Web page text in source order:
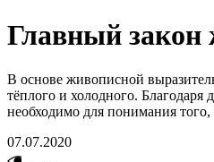
Главный закон
В основе живописной
тёплого и холодного. Благодаря
необходимо для понимания
07.07.2020